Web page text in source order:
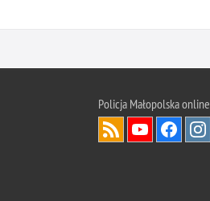
Policja Małopolska online